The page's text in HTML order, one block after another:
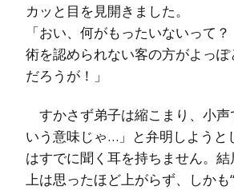
カッと目を見開きました。
「おい、何がもったいないって
術を認められない客の方がよっ
だろうが！」
すかさず弟子は縮こまり、小声
いう意味じゃ…」と弁明しようと
はすでに聞く耳を持ちません。
上は思ったほど上がらず、しか